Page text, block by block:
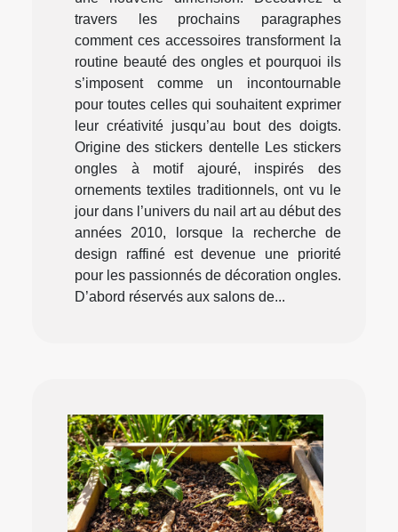
travers les prochains paragraphes
comment ces accessoires transforment la
routine beauté des ongles et pourquoi ils
s’imposent comme un incontournable
pour toutes celles qui souhaitent exprimer
leur créativité jusqu’au bout des doigts.
Origine des stickers dentelle Les stickers
ongles à motif ajouré, inspirés des
ornements textiles traditionnels, ont vu le
jour dans l’univers du nail art au début des
années 2010, lorsque la recherche de
design raffiné est devenue une priorité
pour les passionnés de décoration ongles.
D’abord réservés aux salons de...